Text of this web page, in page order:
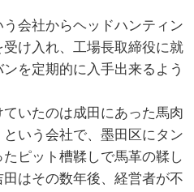
会社からヘッドハンティン
け入れ、工場長取締役に就
を定期的に入手出来るよう
いたのは成田にあった馬肉
いう会社で、墨田区にタン
ピット槽鞣しで馬革の鞣し
はその数年後、経営者が不